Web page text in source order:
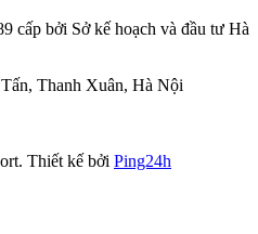
cấp bởi Sở kế hoạch và đầu tư Hà
Thanh Xuân, Hà Nội
Thiết kế bởi Ping24h